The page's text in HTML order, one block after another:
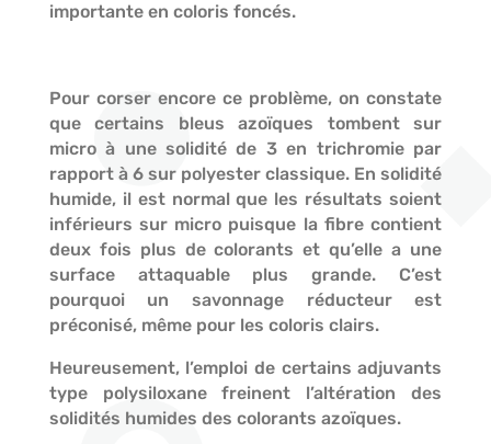
importante en coloris foncés.
Pour corser encore ce problème, on constate
que certains bleus azoïques tombent sur
micro à une solidité de 3 en trichromie par
rapport à 6 sur polyester classique. En solidité
humide, il est normal que les résultats soient
inférieurs sur micro puisque la fibre contient
deux fois plus de colorants et qu’elle a une
surface attaquable plus grande. C’est
pourquoi un savonnage réducteur est
préconisé, même pour les coloris clairs.
Heureusement, l’emploi de certains adjuvants
type polysiloxane freinent l’altération des
solidités humides des colorants azoïques.